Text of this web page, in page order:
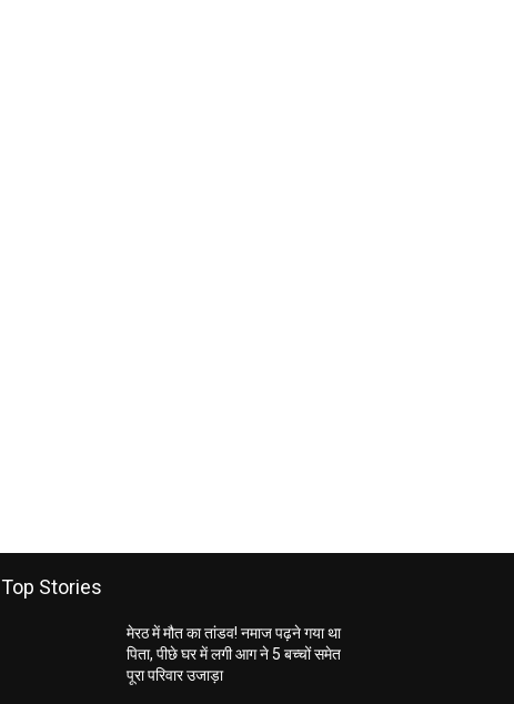
Top Stories
मेरठ में मौत का तांडव! नमाज पढ़ने गया था
पिता, पीछे घर में लगी आग ने 5 बच्चों समेत
पूरा परिवार उजाड़ा